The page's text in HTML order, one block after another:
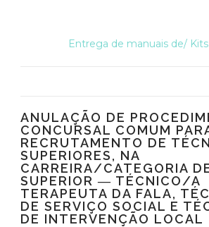
Entrega de manuais de/
ANULAÇÃO DE
CONCURSAL COMUM
RECRUTAMENTO DE
SUPERIORES, NA
CARREIRA/CATEGORIA
SUPERIOR ― TÉCNICO/A
TERAPEUTA DA FALA,
DE SERVIÇO SOCIAL E
DE INTERVENÇÃO LOCAL